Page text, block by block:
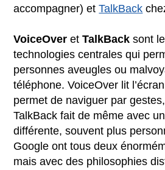
accompagner) etTalkBack
VoiceOver etTalkBack sont
technologies centrales qui
personnes aveugles ou
téléphone. VoiceOver lit
permet de naviguer par
TalkBack fait de même avec
différente, souvent plus
Google ont tous deux
mais avec des philosophies